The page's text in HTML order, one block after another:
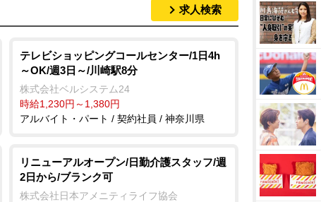
t
e
求人検索
テレビショッピングコールセンター/1日4h
～OK/週3日～/川崎駅8分
株式会社ベルシステム24
時給1,230円～1,380円
アルバイト・パート / 契約社員 / 神奈川県
リニューアルオープン/日勤介護スタッフ/週
2日から/ブランク可
株式会社日本アメニティライフ協会